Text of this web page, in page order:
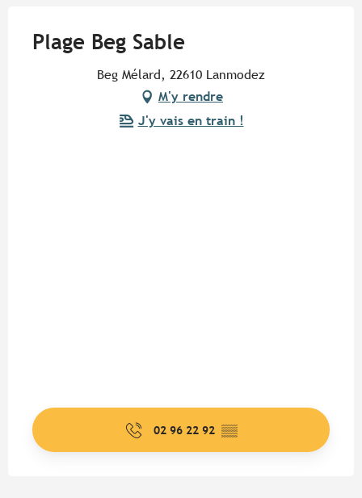
Plage Beg Sable
Beg Mélard, 22610 Lanmodez
M'y rendre
J'y vais en train !
02 96 22 92 ▒▒